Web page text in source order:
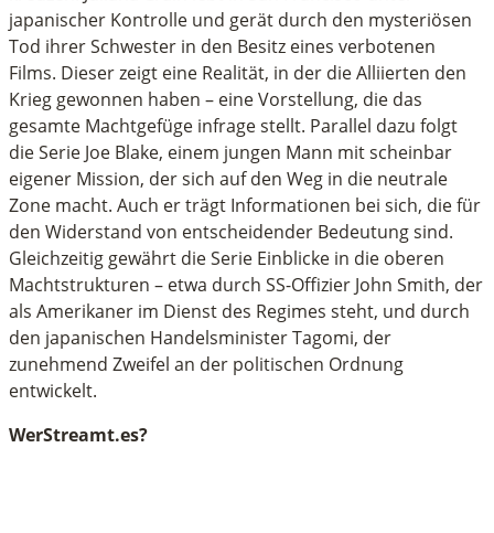
japanischer Kontrolle und gerät durch den mysteriösen
Tod ihrer Schwester in den Besitz eines verbotenen
Films. Dieser zeigt eine Realität, in der die Alliierten den
Krieg gewonnen haben – eine Vorstellung, die das
gesamte Machtgefüge infrage stellt. Parallel dazu folgt
die Serie Joe Blake, einem jungen Mann mit scheinbar
eigener Mission, der sich auf den Weg in die neutrale
Zone macht. Auch er trägt Informationen bei sich, die für
den Widerstand von entscheidender Bedeutung sind.
Gleichzeitig gewährt die Serie Einblicke in die oberen
Machtstrukturen – etwa durch SS-Offizier John Smith, der
als Amerikaner im Dienst des Regimes steht, und durch
den japanischen Handelsminister Tagomi, der
zunehmend Zweifel an der politischen Ordnung
entwickelt.
WerStreamt.es?